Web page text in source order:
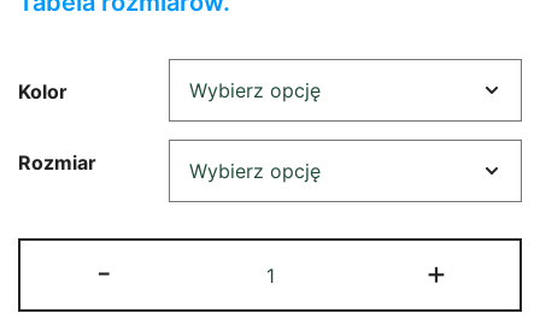
Kolor
Rozmiar
-
Tank
top
+